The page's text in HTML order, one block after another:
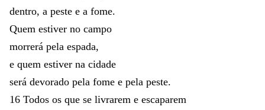
dentro, a peste e a fome.
Quem estiver no campo
morrerá pela espada,
e quem estiver na cidade
será devorado pela fome e pela peste.
16 Todos os que se livrarem e escaparem